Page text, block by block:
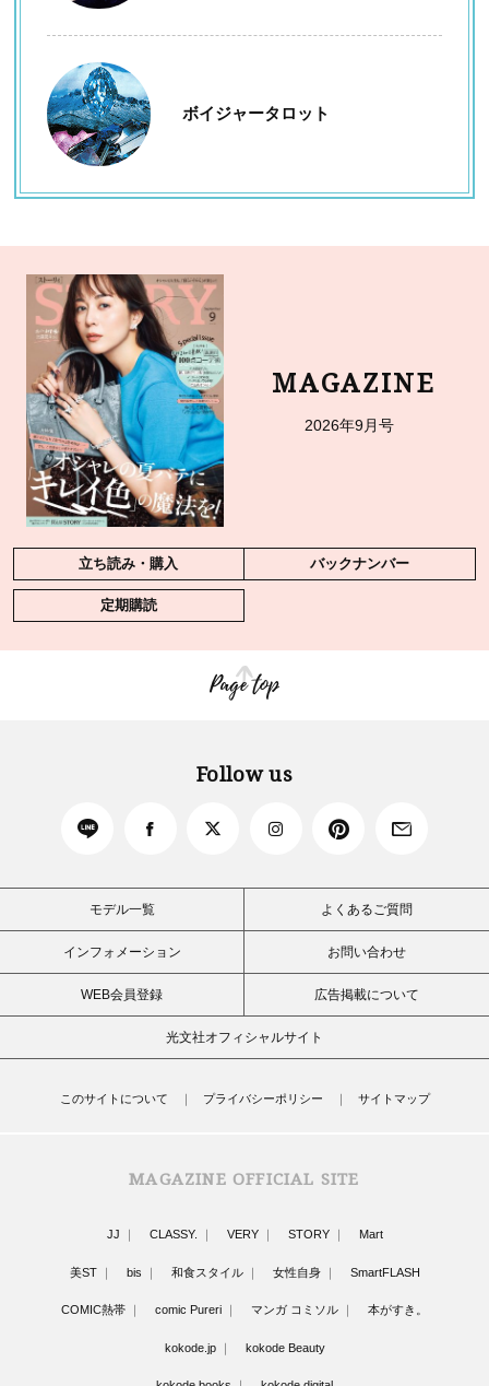
ボイジャータロット
MAGAZINE
2026年9月号
立ち読み・購入 バックナンバー
定期購読
Page top
Follow us
モデル一覧 よくあるご質問
インフォメーション お問い合わせ
WEB会員登録 広告掲載について
光文社オフィシャルサイト
このサイトについて プライバシーポリシー サイトマップ
MAGAZINE OFFICIAL SITE
JJ CLASSY. VERY STORY Mart
美ST bis 和食スタイル 女性自身 SmartFLASH
COMIC熱帯 comic Pureri マンガ コミソル 本がすき。
kokode.jp kokode Beauty